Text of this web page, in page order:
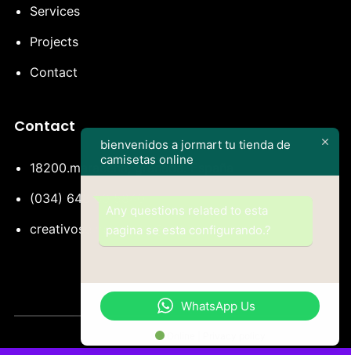
Services
Projects
Contact
Contact
18200.maracena, granada. España
(034) 643 60 5840
creativosembroidery@outlook-es
bienvenidos a jormart tu tienda de
camisetas online
Any questions related to esta
pagina se esta configurando.?
WhatsApp Us